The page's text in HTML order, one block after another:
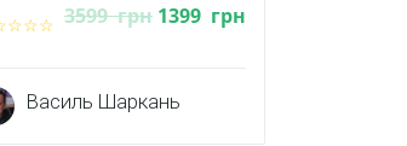
3599грн 1399 грн
Василь Шаркань